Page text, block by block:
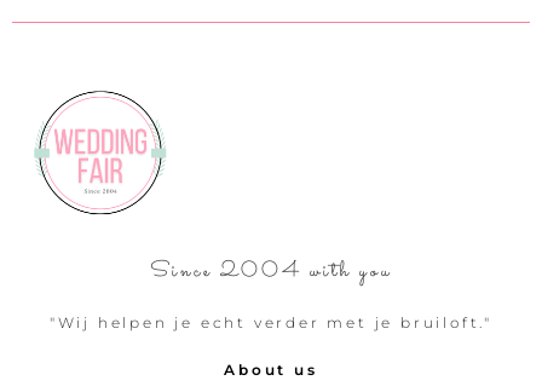
Since 2004 with you
"Wij helpen je echt verder met je bruiloft."
About us